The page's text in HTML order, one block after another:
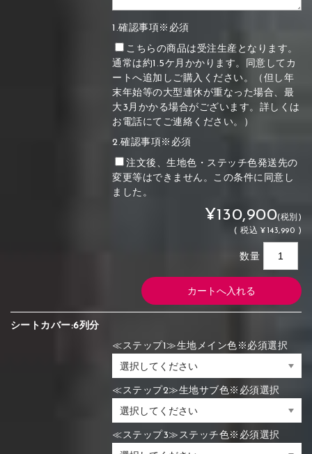
1.確認事項※必須
こちらの商品は受注生産となります。
通常は約1.5ケ月かかります。同意してカ
ートへ追加しご購入ください。（但し年
末年始等の大型連休が重なった場合、最
大3月かかる場合がございます。詳しくは
お電話にてご連絡ください。）
2.確認事項※必須
注文後、生地色・ステッチ色発送先の
変更等はできません。この条件に同意し
ました。
¥130,900(税別)
(税込 ¥143,990 )
数量
シートカバー:6列分
≪ステップ1≫生地メイン色※必須選択
≪ステップ2≫生地サブ色※必須選択
≪ステップ3≫ステッチ色※必須選択